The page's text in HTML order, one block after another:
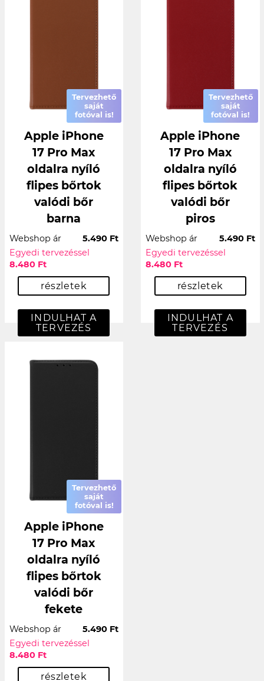
Tervezhető
saját
fotóval is!
Apple iPhone
17 Pro Max
oldalra nyíló
flipes bőrtok
valódi bőr
barna
Webshop ár
5.490 Ft
Egyedi tervezéssel
8.480 Ft
részletek
INDULHAT A
TERVEZÉS
Tervezhető
saját
fotóval is!
Apple iPhone
17 Pro Max
oldalra nyíló
flipes bőrtok
valódi bőr
piros
Webshop ár
5.490 Ft
Egyedi tervezéssel
8.480 Ft
részletek
INDULHAT A
TERVEZÉS
Tervezhető
saját
fotóval is!
Apple iPhone
17 Pro Max
oldalra nyíló
flipes bőrtok
valódi bőr
fekete
Webshop ár
5.490 Ft
Egyedi tervezéssel
8.480 Ft
részletek